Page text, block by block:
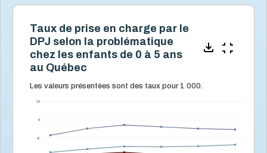
Taux de prise en charge par le
DPJ selon la problématique
chez les enfants de 0 à 5 ans
au Québec
Les valeurs présentées sont des taux pour 1 000.
6
8
10